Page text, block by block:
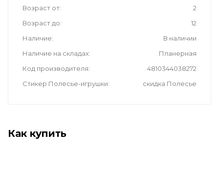
Возраст от
2
Возраст до
12
Наличие
В наличии
Наличие на складах
Планерная
Код производителя
4810344038272
Стикер Полесье-игрушки
скидка Полесье
Как купить